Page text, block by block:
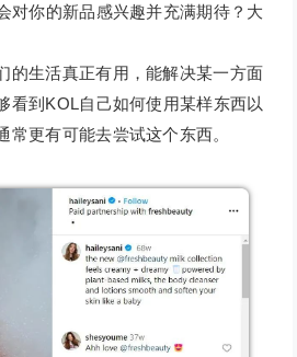
对你的新品感兴趣并充满期待？大
的生活真正有用，能解决某一方面
看到KOL自己如何使用某样东西以
常更有可能去尝试这个东西。